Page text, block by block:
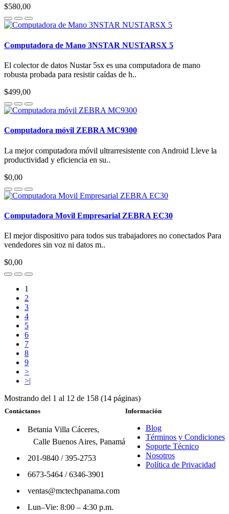
$580,00
Computadora de Mano 3NSTAR NUSTARSX 5
El colector de datos Nustar 5sx es una computadora de mano
robusta probada para resistir caídas de h..
$499,00
Computadora móvil ZEBRA MC9300
La mejor computadora móvil ultrarresistente con Android Lleve la
productividad y eficiencia en su..
$0,00
Computadora Movil Empresarial ZEBRA EC30
El mejor dispositivo para todos sus trabajadores no conectados Para
vendedores sin voz ni datos m..
$0,00
1
2
3
4
5
6
7
8
9
>
>|
Mostrando del 1 al 12 de 158 (14 páginas)
Contáctanos
Betania Villa Cáceres,
Calle Buenos Aires, Panamá
201-9840/395-2753
6673-5464/6346-3901
ventas@mctechpanama.com
Lun–Vie: 8:00 – 4:30 p.m.
Información
Blog
Términos y Condiciones
Soporte Técnico
Nosotros
Política de Privacidad